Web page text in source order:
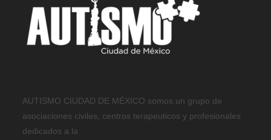
AUTISMO CIUDAD DE MÉXICO somos un grupo de
asociaciones civiles, centros terapeuticos y profesionales
dedicados a la